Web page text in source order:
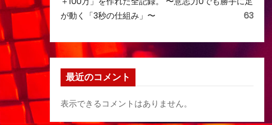
が動く「3秒の仕組み」〜
63
最近のコメント
表示できるコメントはありません。